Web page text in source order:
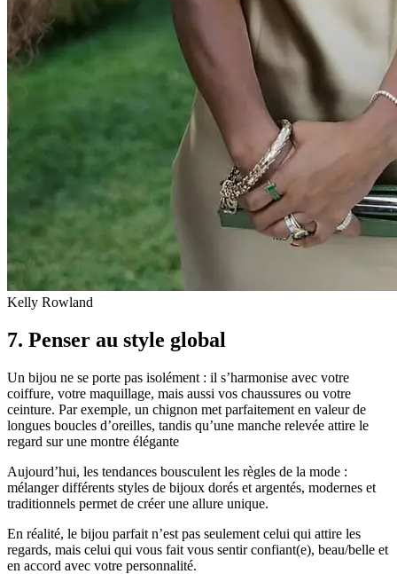
Kelly Rowland
7. Penser au style global
Un bijou ne se porte pas isolément : il s’harmonise avec votre
coiffure, votre maquillage, mais aussi vos chaussures ou votre
ceinture. Par exemple, un chignon met parfaitement en valeur de
longues boucles d’oreilles, tandis qu’une manche relevée attire le
regard sur une montre élégante
Aujourd’hui, les tendances bousculent les règles de la mode :
mélanger différents styles de bijoux dorés et argentés, modernes et
traditionnels permet de créer une allure unique.
En réalité, le bijou parfait n’est pas seulement celui qui attire les
regards, mais celui qui vous fait vous sentir confiant(e), beau/belle et
en accord avec votre personnalité.